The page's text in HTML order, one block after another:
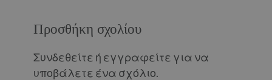
Προσθήκη σχολίου
Συνδεθείτε ή εγγραφείτε για να
υποβάλετε ένα σχόλιο.